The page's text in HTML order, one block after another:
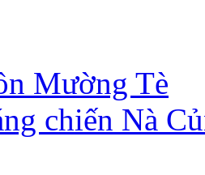
Mường Tè
chiến Nà